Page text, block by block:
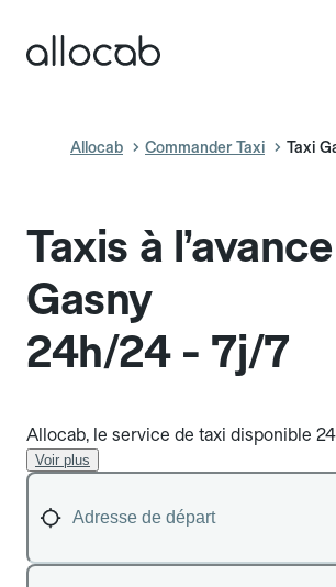
Allocab Commander Taxi Taxi
Taxis à
Gasny
24h/24 - 7j/7
Allocab, le service de taxi disponible
Voir plus